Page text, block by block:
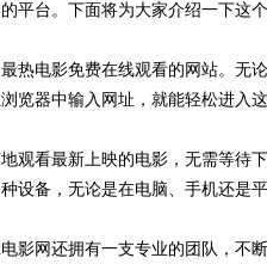
平台。下面将为大家介绍一下这
热电影免费在线观看的网站。无
览器中输入网址，就能轻松进入
观看最新上映的电影，无需等
设备，无论是在电脑、手机还是
影网还拥有一支专业的团队，